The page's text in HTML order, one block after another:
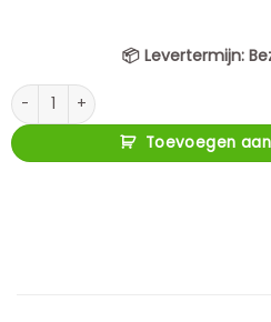
📦 Levertermijn:
Zwevend tv meubel Ambiance
Toevoegen